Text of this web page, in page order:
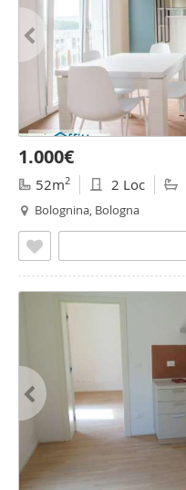
1.000€
52m2 2 Loc
Bolognina, Bologna